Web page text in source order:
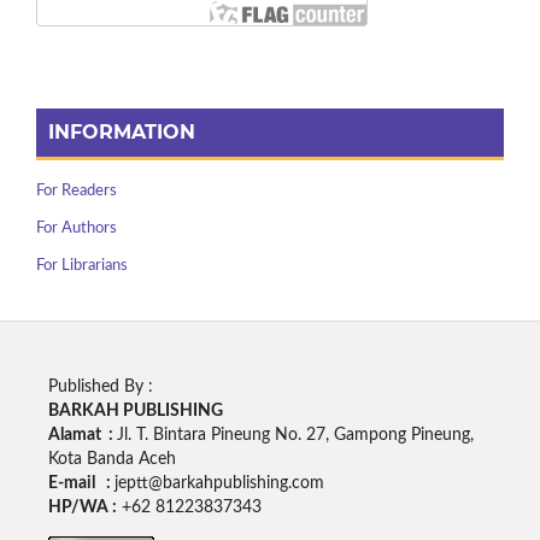
INFORMATION
For Readers
For Authors
For Librarians
Published By :
BARKAH PUBLISHING
Alamat : Jl. T. Bintara Pineung No. 27, Gampong Pineung,
Kota Banda Aceh
E-mail : jeptt@barkahpublishing.com
HP/WA : +62 81223837343